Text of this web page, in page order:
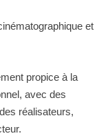
et
propice à la
avec des
réalisateurs,